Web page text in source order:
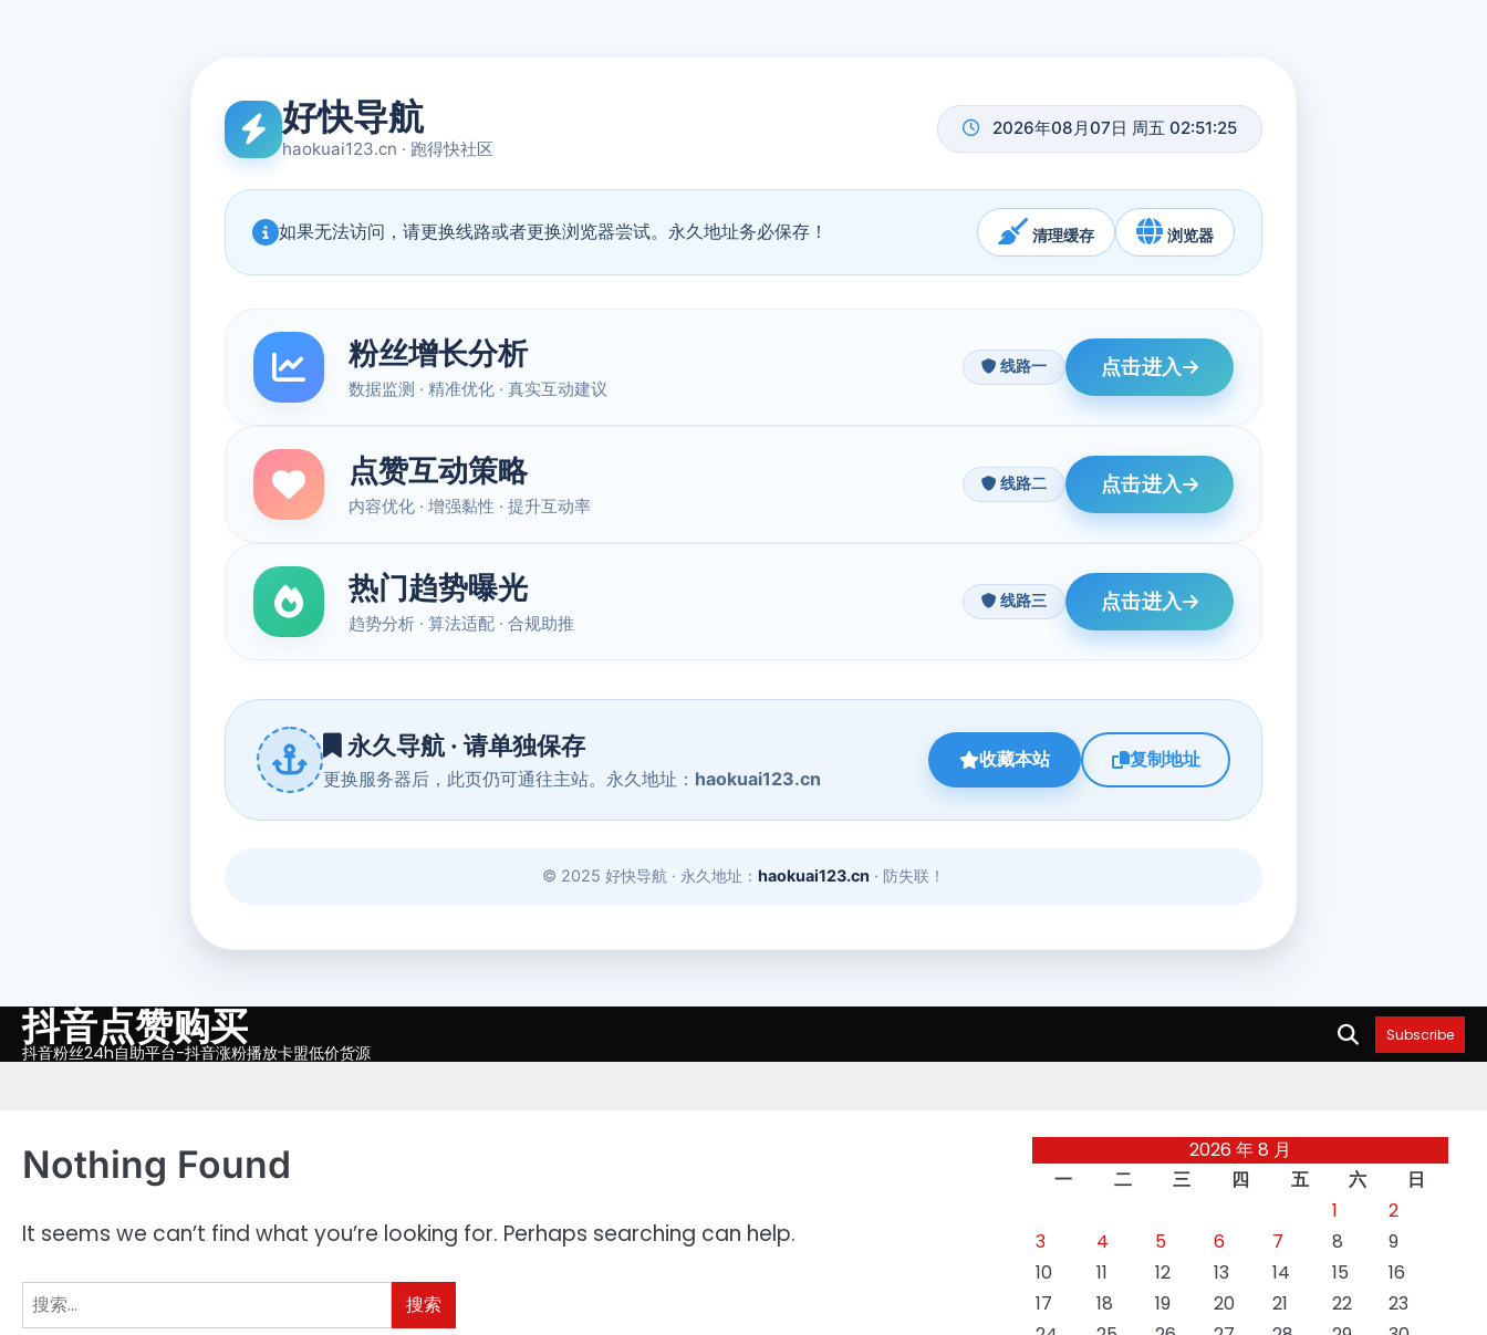
Skip抖音点赞购买
抖音粉丝24h自助平台-抖音涨粉播放卡盟低价货源
Subscribe
Nothing Found
It seems we can’t find what you’re looking for. Perhaps searching can help.
搜
索：
2026 年 8 月
一
二 三 四 五 六
日
1
2
3
4 5 6 7 8
9
10
11 12 13 14 15
16
17
18 19 20 21 22
23